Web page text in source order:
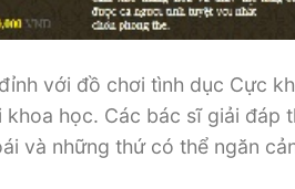
với đồ chơi tình dục Cực
học. Các bác sĩ giải đáp
và những thứ có thể ngăn